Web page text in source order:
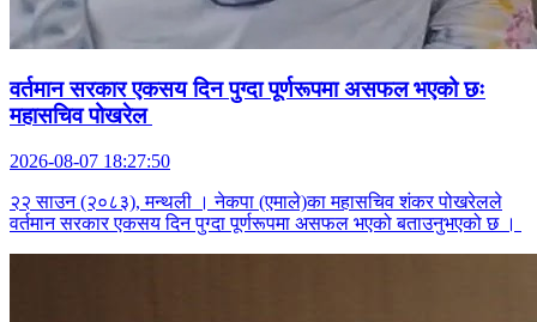
वर्तमान सरकार एकसय दिन पुग्दा पूर्णरूपमा असफल भएको छः
महासचिव पोखरेल
2026-08-07 18:27:50
२२ साउन (२०८३), मन्थली । नेकपा (एमाले)का महासचिव शंकर पोखरेलले
वर्तमान सरकार एकसय दिन पुग्दा पूर्णरूपमा असफल भएको बताउनुभएको छ ।